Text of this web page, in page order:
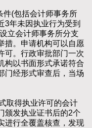
(包括会计师事务所
3年未因执业行为受到
立会计师事务所分支
措。申请机构可以自愿
可。行政审批部门一次
构以书面形式承诺符合
门经形式审查后，当场
得执业许可的会计
颁发执业证书后的2个
进行全覆盖核查，发现